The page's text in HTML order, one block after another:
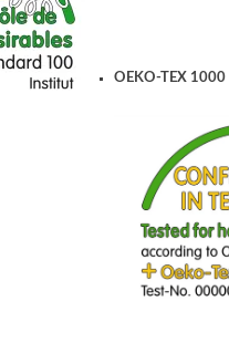
OEKO-TEX 1000